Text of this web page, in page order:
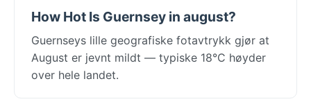
How Hot Is Guernsey in august?
Guernseys lille geografiske fotavtrykk gjør at
August er jevnt mildt — typiske 18°C høyder
over hele landet.